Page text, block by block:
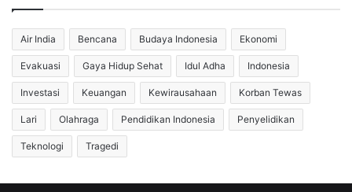
Air India Bencana Budaya Indonesia Ekonomi
Evakuasi Gaya Hidup Sehat Idul Adha Indonesia
Investasi Keuangan Kewirausahaan Korban Tewas
Lari Olahraga Pendidikan Indonesia Penyelidikan
Teknologi Tragedi